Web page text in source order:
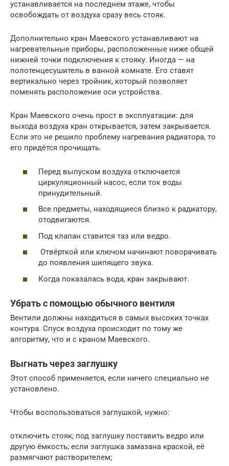
устанавливается на последнем этаже, чтобы
освобождать от воздуха сразу весь стояк.
Дополнительно кран Маевского устанавливают на
нагревательные приборы, расположенные ниже общей
нижней точки подключения к стояку. Иногда — на
полотенцесушитель в ванной комнате. Его ставят
вертикально через тройник, который позволяет
поменять расположение оси устройства.
Кран Маевского очень прост в эксплуатации: для
выхода воздуха кран открывается, затем закрывается.
Если это не решило проблему нагревания радиатора, то
его придётся прочищать.
Перед выпуском воздуха отключается
циркуляционный насос, если ток воды
принудительный.
Все предметы, находящиеся близко к радиатору,
отодвигаются.
Под клапан ставится таз или ведро.
Отвёрткой или ключом начинают поворачивать
до появления шипящего звука.
Когда показалась вода, кран закрывают.
Убрать с помощью обычного вентиля
Вентили должны находиться в самых высоких точках
контура. Спуск воздуха происходит по тому же
алгоритму, что и с краном Маевского.
Выгнать через заглушку
Этот способ применяется, если ничего специально не
установлено.
Чтобы воспользоваться заглушкой, нужно:
отключить стояк; под заглушку поставить ведро или
другую ёмкость; если заглушка замазана краской, её
размягчают растворителем;